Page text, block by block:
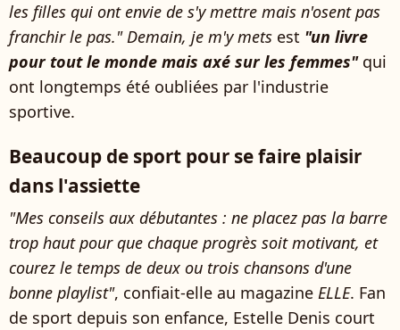
les filles qui ont envie de s'y mettre mais n'osent pas
franchir le pas." Demain, je m'y mets est "un livre
pour tout le monde mais axé sur les femmes"qui
ont longtemps été oubliées par l'industrie
sportive.
Beaucoup de sport pour se faire plaisir
dans l'assiette
"Mes conseils aux débutantes : ne placez pas la barre
trop haut pour que chaque progrès soit motivant, et
courez le temps de deux ou trois chansons d'une
bonne playlist", confiait-elle au magazine ELLE. Fan
de sport depuis son enfance, Estelle Denis court